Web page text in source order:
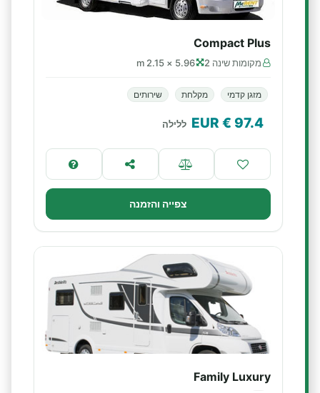
Compact Plus
מקומות שינה 2 5.96 × 2.15 m
מזגן קדמי מקלחת שירותים
97.4
€ EUR ללילה
צפייה והזמנה
Family Luxury